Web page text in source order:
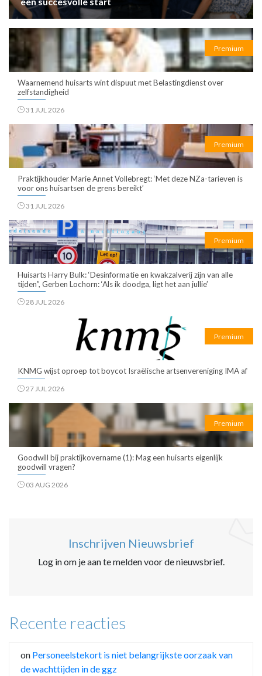
Premium
Waarnemend huisarts wint dispuut met Belastingdienst over
zelfstandigheid
31 JUL 2026
Premium
Praktijkhouder Marie Annet Vollebregt: ‘Met deze NZa-tarieven is
voor ons huisartsen de grens bereikt’
31 JUL 2026
Premium
Huisarts Harry Bulk: ‘Desinformatie en kwakzalverij zijn van alle
tijden”, Gerben Lochorn: ‘Als ik doodga, ligt het aan jullie’
28 JUL 2026
Premium
KNMG wijst oproep tot boycot Israëlische artsenvereniging IMA af
27 JUL 2026
Premium
Goodwill bij praktijkovername (1): Mag een huisarts eigenlijk
goodwill vragen?
03 AUG 2026
Inschrijven Nieuwsbrief
Log in om je aan te melden voor de nieuwsbrief.
Recente reacties
on Personeelstekort is niet belangrijkste oorzaak van
de wachttijden in de ggz